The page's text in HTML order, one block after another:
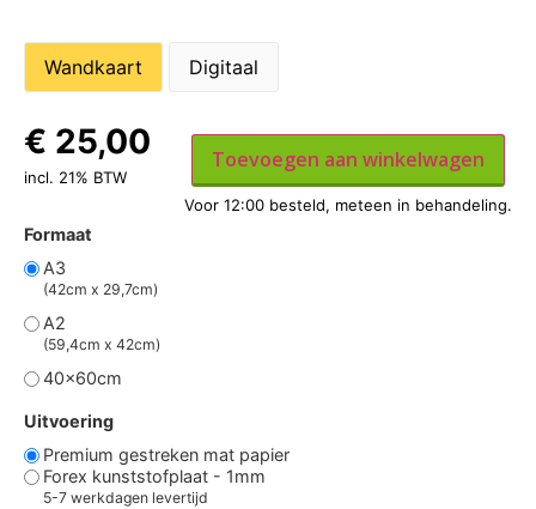
Wandkaart Digitaal
Formaat
A3
(42cm x 29,7cm)
A2
(59,4cm x 42cm)
40x60cm
Uitvoering
Premium gestreken mat papier
Forex kunststofplaat - 1mm
5-7 werkdagen levertijd
€ 25,00
incl. 21% BTW
Toevoegen aan winkelwagen